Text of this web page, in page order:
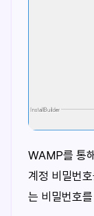
WAMP를 통
계정 비밀번
는 비밀번호